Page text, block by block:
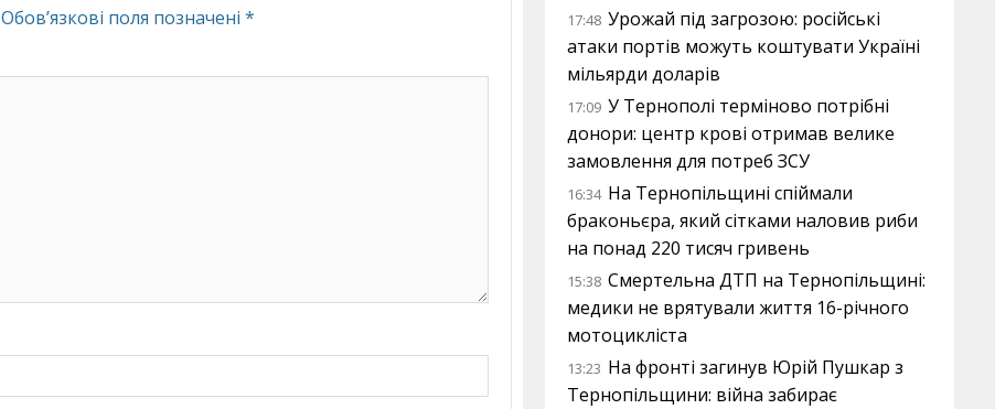
Обов’язкові поля позначені *
17:48 Урожай під загрозою: російські
атаки портів можуть коштувати Україні
мільярди доларів
17:09 У Тернополі терміново потрібні
донори: центр крові отримав велике
замовлення для потреб ЗСУ
16:34 На Тернопільщині спіймали
браконьєра, який сітками наловив риби
на понад 220 тисяч гривень
15:38 Смертельна ДТП на Тернопільщині:
медики не врятували життя 16-річного
мотоцикліста
13:23 На фронті загинув Юрій Пушкар з
Тернопільщини: війна забирає